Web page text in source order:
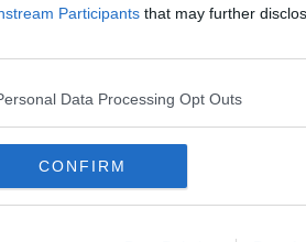
Participants that may further
Data Processing Opt Outs
CONFIRM
strutturale
turismo economia villa celestina